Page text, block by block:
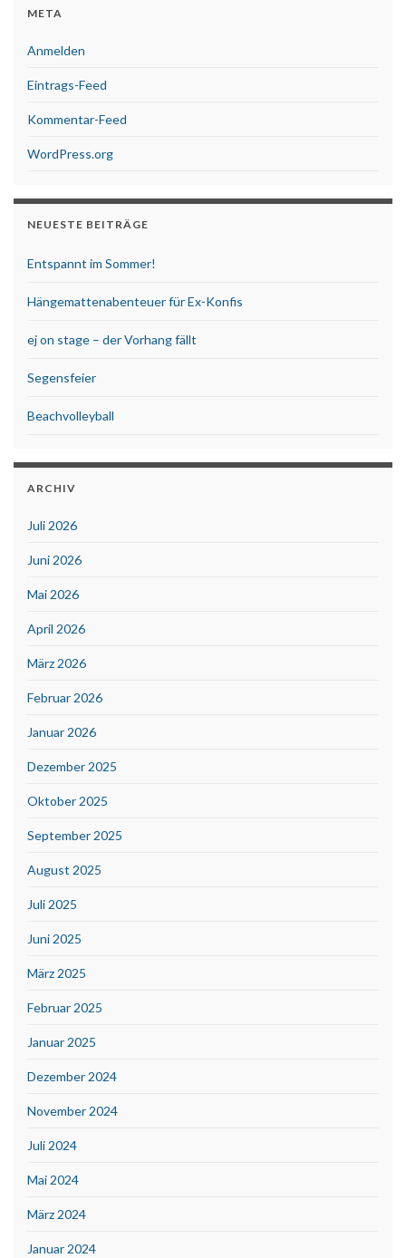
META
Anmelden
Eintrags-Feed
Kommentar-Feed
WordPress.org
NEUESTE BEITRÄGE
Entspannt im Sommer!
Hängemattenabenteuer für Ex-Konfis
ej on stage – der Vorhang fällt
Segensfeier
Beachvolleyball
ARCHIV
Juli 2026
Juni 2026
Mai 2026
April 2026
März 2026
Februar 2026
Januar 2026
Dezember 2025
Oktober 2025
September 2025
August 2025
Juli 2025
Juni 2025
März 2025
Februar 2025
Januar 2025
Dezember 2024
November 2024
Juli 2024
Mai 2024
März 2024
Januar 2024